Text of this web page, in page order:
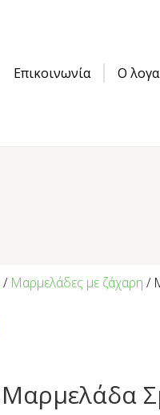
Επικοινωνία Ο
/ Μαρμελάδες με ζάχαρη /
Μαρμελάδα